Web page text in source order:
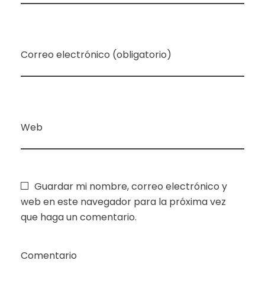
Correo electrónico (obligatorio)
Web
Guardar mi nombre, correo electrónico y
web en este navegador para la próxima vez
que haga un comentario.
Comentario